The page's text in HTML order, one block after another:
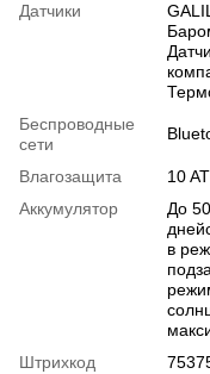
Датчики
Беспроводные
сети
Влагозащита
10
Аккумулятор
До
в
Штрихкод